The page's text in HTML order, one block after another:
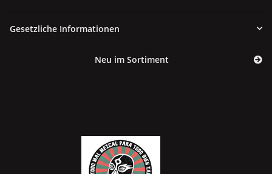
Gesetzliche Informationen
Neu im Sortiment